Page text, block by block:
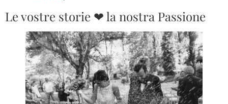
Le vostre storie ❤ la nostra Passione